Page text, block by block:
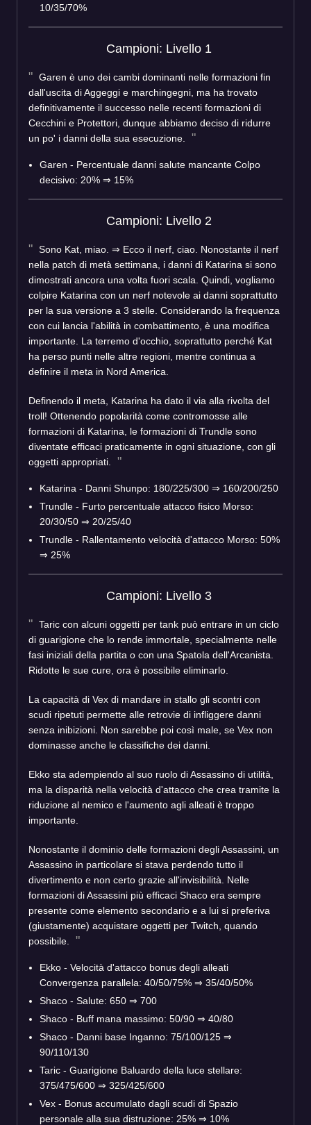
10/35/70%
Campioni: Livello 1
Garen è uno dei cambi dominanti nelle formazioni fin
dall'uscita di Aggeggi e marchingegni, ma ha trovato
definitivamente il successo nelle recenti formazioni di
Cecchini e Protettori, dunque abbiamo deciso di ridurre
un po' i danni della sua esecuzione.
Garen - Percentuale danni salute mancante Colpo
decisivo: 20% ⇒ 15%
Campioni: Livello 2
Sono Kat, miao. ⇒ Ecco il nerf, ciao. Nonostante il nerf
nella patch di metà settimana, i danni di Katarina si sono
dimostrati ancora una volta fuori scala. Quindi, vogliamo
colpire Katarina con un nerf notevole ai danni soprattutto
per la sua versione a 3 stelle. Considerando la frequenza
con cui lancia l'abilità in combattimento, è una modifica
importante. La terremo d'occhio, soprattutto perché Kat
ha perso punti nelle altre regioni, mentre continua a
definire il meta in Nord America.
Definendo il meta, Katarina ha dato il via alla rivolta del
troll! Ottenendo popolarità come contromosse alle
formazioni di Katarina, le formazioni di Trundle sono
diventate efficaci praticamente in ogni situazione, con gli
oggetti appropriati.
Katarina - Danni Shunpo: 180/225/300 ⇒ 160/200/250
Trundle - Furto percentuale attacco fisico Morso:
20/30/50 ⇒ 20/25/40
Trundle - Rallentamento velocità d'attacco Morso: 50%
⇒ 25%
Campioni: Livello 3
Taric con alcuni oggetti per tank può entrare in un ciclo
di guarigione che lo rende immortale, specialmente nelle
fasi iniziali della partita o con una Spatola dell'Arcanista.
Ridotte le sue cure, ora è possibile eliminarlo.
La capacità di Vex di mandare in stallo gli scontri con
scudi ripetuti permette alle retrovie di infliggere danni
senza inibizioni. Non sarebbe poi così male, se Vex non
dominasse anche le classifiche dei danni.
Ekko sta adempiendo al suo ruolo di Assassino di utilità,
ma la disparità nella velocità d'attacco che crea tramite la
riduzione al nemico e l'aumento agli alleati è troppo
importante.
Nonostante il dominio delle formazioni degli Assassini, un
Assassino in particolare si stava perdendo tutto il
divertimento e non certo grazie all'invisibilità. Nelle
formazioni di Assassini più efficaci Shaco era sempre
presente come elemento secondario e a lui si preferiva
(giustamente) acquistare oggetti per Twitch, quando
possibile.
Ekko - Velocità d'attacco bonus degli alleati
Convergenza parallela: 40/50/75% ⇒ 35/40/50%
Shaco - Salute: 650 ⇒ 700
Shaco - Buff mana massimo: 50/90 ⇒ 40/80
Shaco - Danni base Inganno: 75/100/125 ⇒
90/110/130
Taric - Guarigione Baluardo della luce stellare:
375/475/600 ⇒ 325/425/600
Vex - Bonus accumulato dagli scudi di Spazio
personale alla sua distruzione: 25% ⇒ 10%